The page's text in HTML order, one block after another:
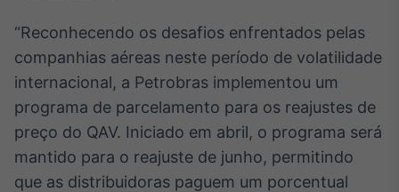
funcionalidades
Broadcast
Wallboard
Conteúdos e
dados para
displays e telas
“Reconhecendo os desafios enfrentados pelas
companhias aéreas neste período de volatilidade
internacional, a Petrobras implementou um
programa de parcelamento para os reajustes de
preço do QAV. Iniciado em abril, o programa será
mantido para o reajuste de junho, permitindo
que as distribuidoras paguem um porcentual